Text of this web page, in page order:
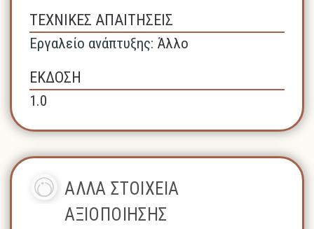
ΤΕΧΝΙΚΕΣ ΑΠΑΙΤΗΣΕΙΣ
Εργαλείο ανάπτυξης: Άλλο
ΕΚΔΟΣΗ
1.0
ΑΛΛΑ ΣΤΟΙΧΕΙΑ
ΑΞΙΟΠΟΙΗΣΗΣ